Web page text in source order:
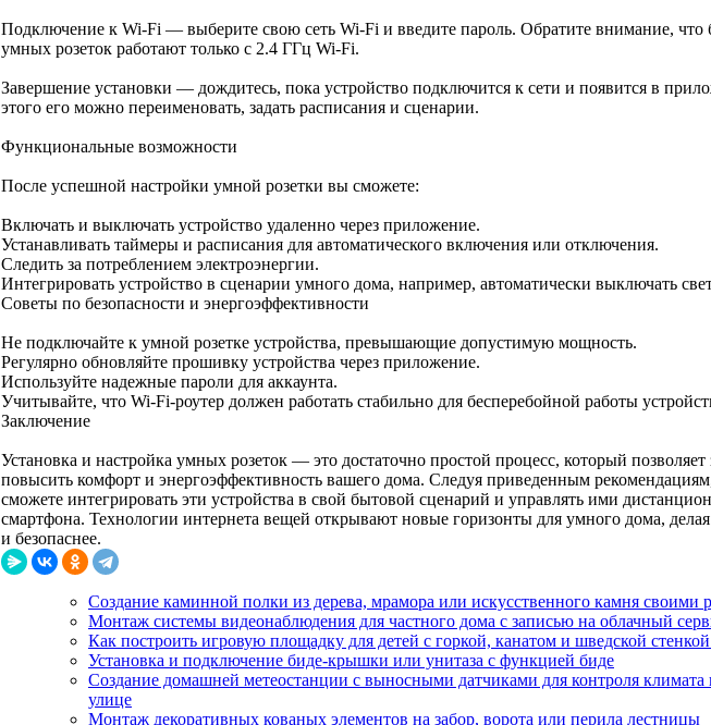
Подключение к Wi-Fi — выберите свою сеть Wi-Fi и введите пароль. Обратите внимание, что
умных розеток работают только с 2.4 ГГц Wi-Fi.
Завершение установки — дождитесь, пока устройство подключится к сети и появится в
этого его можно переименовать, задать расписания и сценарии.
Функциональные возможности
После успешной настройки умной розетки вы сможете:
Включать и выключать устройство удаленно через приложение.
Устанавливать таймеры и расписания для автоматического включения или отключения.
Следить за потреблением электроэнергии.
Интегрировать устройство в сценарии умного дома, например, автоматически выключать
Советы по безопасности и энергоэффективности
Не подключайте к умной розетке устройства, превышающие допустимую мощность.
Регулярно обновляйте прошивку устройства через приложение.
Используйте надежные пароли для аккаунта.
Учитывайте, что Wi-Fi-роутер должен работать стабильно для бесперебойной работы
Заключение
Установка и настройка умных розеток — это достаточно простой процесс, который позволяет
повысить комфорт и энергоэффективность вашего дома. Следуя приведенным
сможете интегрировать эти устройства в свой бытовой сценарий и управлять ими
смартфона. Технологии интернета вещей открывают новые горизонты для умного дома,
и безопаснее.
Создание каминной полки из дерева, мрамора или искусственного камня своими
Монтаж системы видеонаблюдения для частного дома с записью на облачный
Как построить игровую площадку для детей с горкой, канатом и шведской стенкой
Установка и подключение биде-крышки или унитаза с функцией биде
Создание домашней метеостанции с выносными датчиками для контроля климата
улице
Монтаж декоративных кованых элементов на забор, ворота или перила лестницы